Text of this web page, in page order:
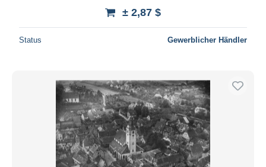
± 2,87 $
Status Gewerblicher Händler